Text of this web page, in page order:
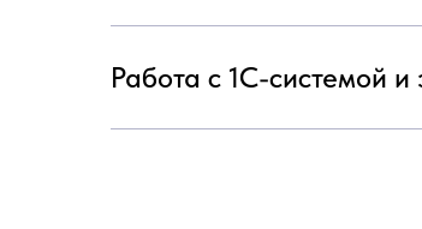
Работа с 1С-системой и